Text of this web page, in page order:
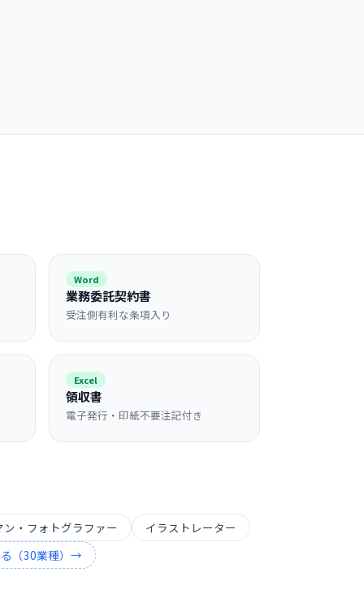
Word
業務委託契約書
受注側有利な条項入り
Excel
領収書
電子発行・印紙不要注記付き
ン・フォトグラファー
イラストレーター
（30業種）→